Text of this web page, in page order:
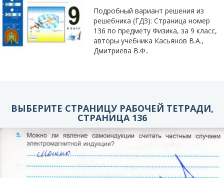
Подробный вариант решения из
решебника (ГДЗ): Страница номер
136 по предмету Физика, за 9 класс,
авторы учебника Касьянов В.А.,
Дмитриева В.Ф..
ВЫБЕРИТЕ СТРАНИЦУ РАБОЧЕЙ ТЕТРАДИ,
СТРАНИЦА 136